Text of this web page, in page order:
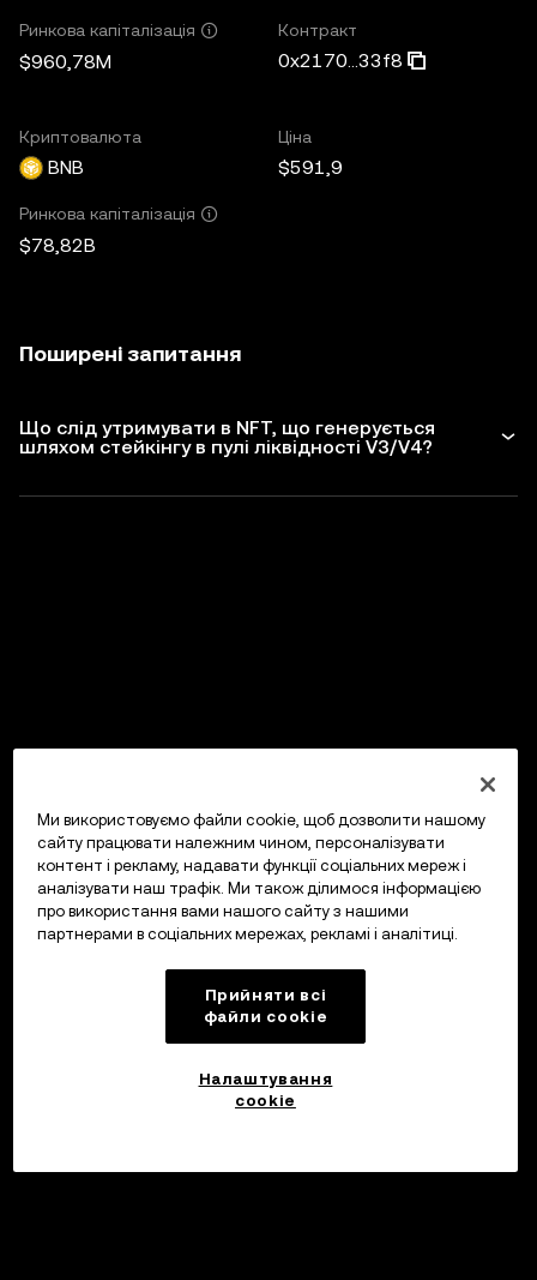
Ринкова капіталізація
$960,78M
Контракт
0x2170...33f8
Криптовалюта
BNB
Ціна
$591,9
Ринкова капіталізація
$78,82B
Поширені запитання
Що слід утримувати в NFT, що генерується
шляхом стейкінгу в пулі ліквідності V3/V4?
Ми використовуємо файли cookie, щоб дозволити нашому
сайту працювати належним чином, персоналізувати
контент і рекламу, надавати функції соціальних мереж і
аналізувати наш трафік. Ми також ділимося інформацією
про використання вами нашого сайту з нашими
партнерами в соціальних мережах, рекламі і аналітиці.
Прийняти всі
файли сookie
Налаштування
cookie